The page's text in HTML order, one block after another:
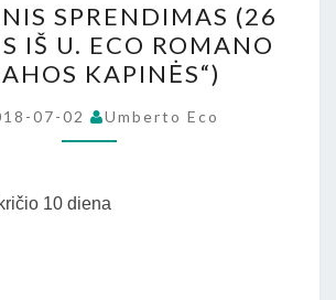
SPRENDIMAS
(26
SKYRIUS
IŠ
U.
ROMANO
SPRENDIMAS (26
IŠ U. ECO ROMANO
KAPINĖS“)
07-02 Umberto Eco
10 diena